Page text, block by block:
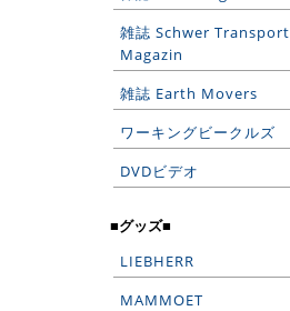
雑誌 Schwer Transport
Magazin
雑誌 Earth Movers
ワーキングビークルズ
DVDビデオ
■グッズ■
LIEBHERR
MAMMOET